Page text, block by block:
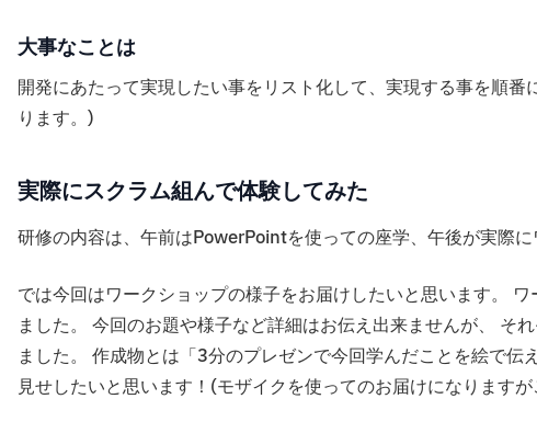
大事なことは
開発にあたって実現したい事をリスト化して、実現する事を順
ります。)
実際にスクラム組んで体験してみた
研修の内容は、午前はPowerPointを使っての座学、午後が実際
では今回はワークショップの様子をお届けしたいと思います。
ました。 今回のお題や様子など詳細はお伝え出来ませんが、 そ
ました。 作成物とは「3分のプレゼンで今回学んだことを絵で
見せしたいと思います！(モザイクを使ってのお届けになります